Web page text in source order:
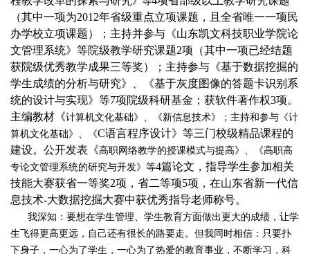
（其中一项为2012年省级重点立项课题，且全省唯一一项民
办学校立项课题）；主持并参与《山东凯文科技职业学院论
文管理系统》等院级教学研究课题2项（其中一项已经结题
获院级优秀教学成果三等奖）；主持参与《基于数据挖掘的
学生成绩的分析与研究》、《基于灰度图像的答题卡识别系
统的设计与实现》等7项院级科研基金；获软件著作权3项。
主编教材《计算机文化基础》、《新信息技术》；主持和参与《计
算机文化基础》、《C语言程序设计》等三门校级精品课程的
建设。公开发表《高职网络教学的授课模式与提高》、《高职高
专论文管理系统的研究与开发》等4篇论文，指导学生参加相关
技能大赛获省一等奖2项，省二等项5项，在山东省新一代信
息技术-大数据挖掘大赛中获优秀指导老师称号。
我深知：要想在学生管理、学生教育方面做出更大的成绩，让学
生飞得更高更远，自己还有很长的路要走。但我同时相信：只要扑
下身子，一心为了学生，一心为了热爱的教育事业，不断学习，科